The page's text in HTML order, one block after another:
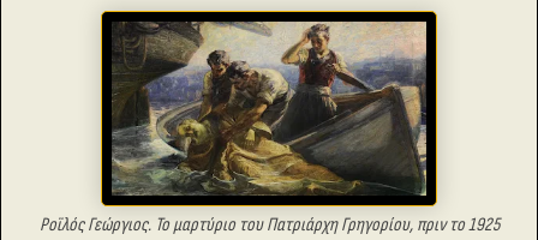
Ροϊλός Γεώργιος. Το μαρτύριο του Πατριάρχη Γρηγορίου, πριν το 1925